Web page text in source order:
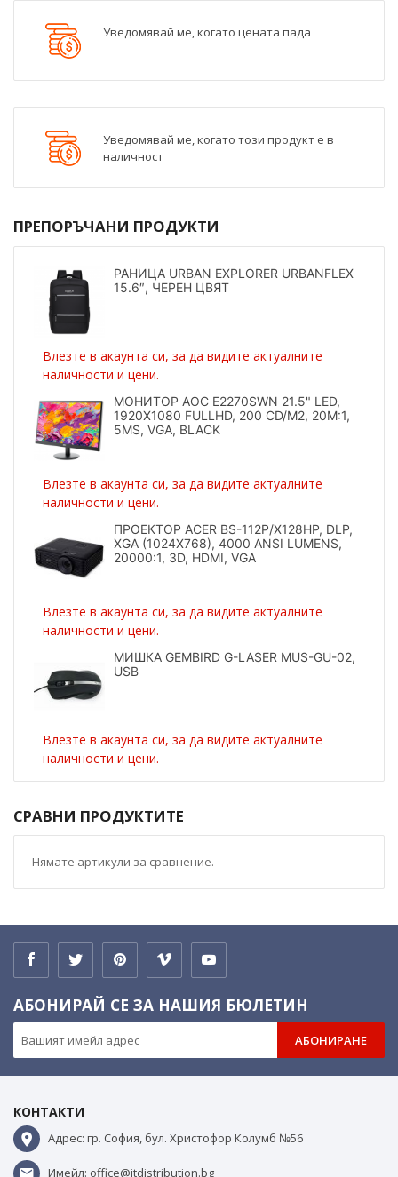
Уведомявай ме, когато цената пада
Уведомявай ме, когато този продукт е в
наличност
ПРЕПОРЪЧАНИ ПРОДУКТИ
РАНИЦА URBAN EXPLORER URBANFLEX
15.6″, ЧЕРЕН ЦВЯТ
Влезте в акаунта си, за да видите актуалните
наличности и цени.
МОНИТОР AOC E2270SWN 21.5" LED,
1920X1080 FULLHD, 200 CD/M2, 20M:1,
5MS, VGA, BLACK
Влезте в акаунта си, за да видите актуалните
наличности и цени.
ПРОЕКТОР ACER BS-112P/X128HP, DLP,
XGA (1024X768), 4000 ANSI LUMENS,
20000:1, 3D, HDMI, VGA
Влезте в акаунта си, за да видите актуалните
наличности и цени.
МИШКА GEMBIRD G-LASER MUS-GU-02,
USB
Влезте в акаунта си, за да видите актуалните
наличности и цени.
СРАВНИ ПРОДУКТИТЕ
Нямате артикули за сравнение.
АБОНИРАЙ СЕ ЗА НАШИЯ БЮЛЕТИН
АБОНИРАНЕ
КОНТАКТИ
Адрес: гр. София, бул. Христофор Колумб №56
Имейл: office@itdistribution.bg